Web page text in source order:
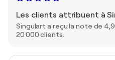
Les clients attribuent à
Singulart a reçu la note de
20 000 clients.